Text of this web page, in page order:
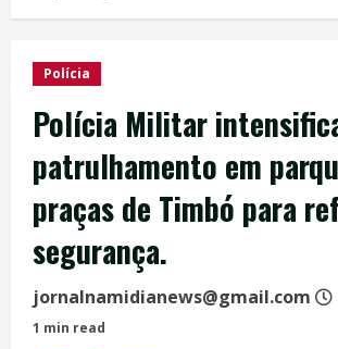
Polícia
Polícia Militar
patrulhamento em
praças de Timbó para
segurança.
jornalnamidianews@gmail.com
1 min read